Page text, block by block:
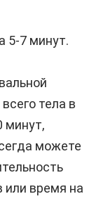
5-7 минут.
тела в
минут,
можете
или время на